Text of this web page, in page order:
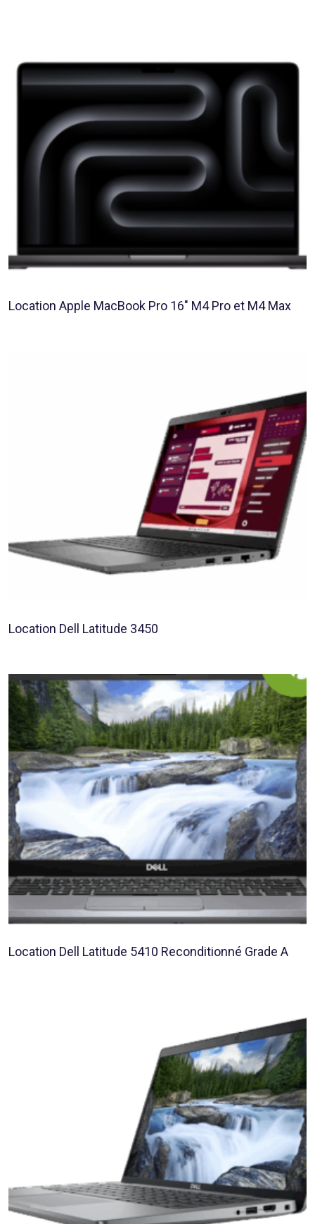
Location Apple MacBook Pro 16″ M4 Pro et M4 Max
Location Dell Latitude 3450
Location Dell Latitude 5410 Reconditionné Grade A